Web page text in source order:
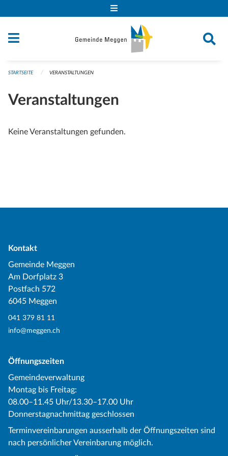
STARTSEITE VERANSTALTUNGEN
Veranstaltungen
Keine Veranstaltungen gefunden.
Kontakt
Gemeinde Meggen
Am Dorfplatz 3
Postfach 572
6045 Meggen
041 379 81 11
info@meggen.ch
Öffnungszeiten
Gemeindeverwaltung
Montag bis Freitag:
08.00–11.45 Uhr/13.30–17.00 Uhr
Donnerstagnachmittag geschlossen
Terminvereinbarungen ausserhalb der Öffnungszeiten sind
nach persönlicher Vereinbarung möglich.